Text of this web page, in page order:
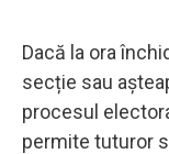
Dacă la ora
secție sau
procesul
permite tuturor